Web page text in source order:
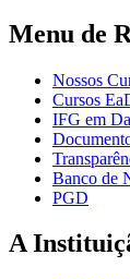
Menu de
Nossos
Cursos
IFG em
Banco de
PGD
A